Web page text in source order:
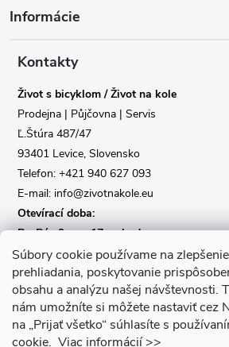
Súbory cookie používame na
prehliadania, poskytovanie
obsahu a analýzu našej návštevnosti.
nám umožníte si môžete nastaviť cez
na „Prijať všetko“ súhlasíte s
cookie. Viac informácií >>
pInformácie
Kontakty
Život s bicyklom / Život na kole
Prodejna | Půjčovna | Servis
Ľ.Štúra 487/47
93401 Levice, Slovensko
Telefon: +421 940 627 093
E-mail: info@zivotnakole.eu
Otevírací doba:
Po-Pá : 9,oo - 17,oo hod
So : 9,oo - 12,oo | Ne : Zavřeno
Kontaktní formulář